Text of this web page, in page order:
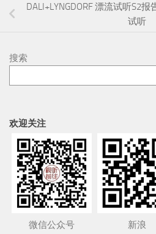
DALI+LYNGDORF 漂流试听S2
试听
搜索
欢迎关注
微信公众号 新浪